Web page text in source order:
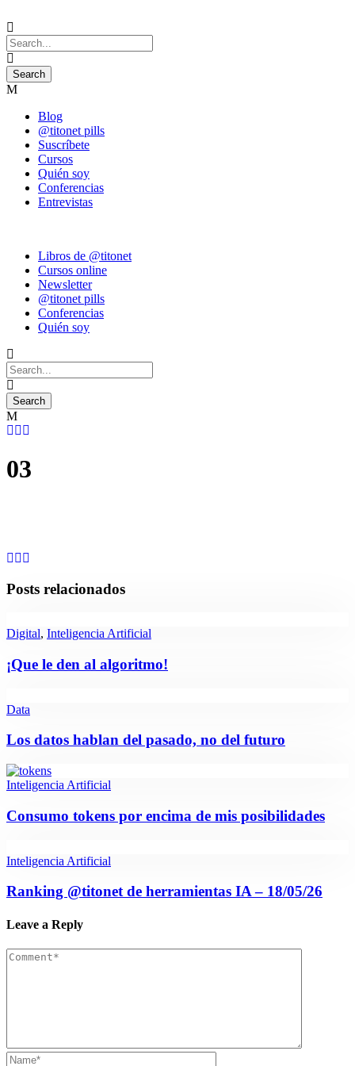
Blog
@titonet pills
Suscríbete
Cursos
Quién soy
Conferencias
Entrevistas
Libros de @titonet
Cursos online
Newsletter
@titonet pills
Conferencias
Quién soy
03
Posts relacionados
Digital, Inteligencia Artificial
¡Que le den al algoritmo!
Data
Los datos hablan del pasado, no del futuro
Inteligencia Artificial
Consumo tokens por encima de mis posibilidades
Inteligencia Artificial
Ranking @titonet de herramientas IA – 18/05/26
Leave a Reply